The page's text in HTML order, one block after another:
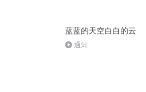
蓝蓝的天空白白的云
通知